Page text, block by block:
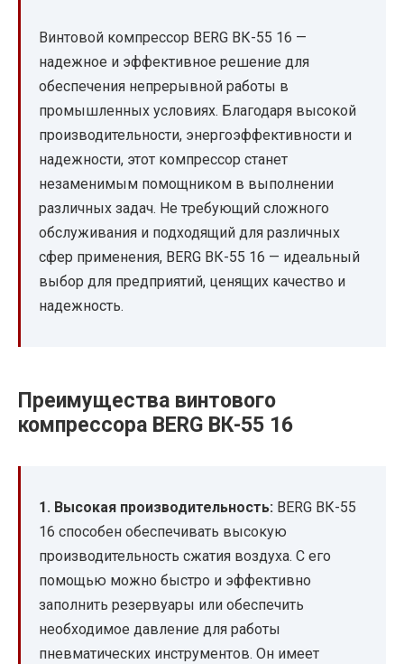
Винтовой компрессор BERG ВК-55 16 —
надежное и эффективное решение для
обеспечения непрерывной работы в
промышленных условиях. Благодаря высокой
производительности, энергоэффективности и
надежности, этот компрессор станет
незаменимым помощником в выполнении
различных задач. Не требующий сложного
обслуживания и подходящий для различных
сфер применения, BERG ВК-55 16 — идеальный
выбор для предприятий, ценящих качество и
надежность.
Преимущества винтового
компрессора BERG ВК-55 16
1. Высокая производительность: BERG ВК-55
16 способен обеспечивать высокую
производительность сжатия воздуха. С его
помощью можно быстро и эффективно
заполнить резервуары или обеспечить
необходимое давление для работы
пневматических инструментов. Он имеет